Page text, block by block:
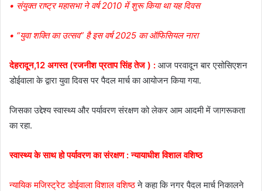
• संयुक्त राष्ट्र महासभा ने वर्ष 2010 में शुरू किया था यह दिवस
• “युवा शक्ति का उत्सव” है इस वर्ष 2025 का ऑफिसियल नारा
देहरादून,12 अगस्त (रजनीश प्रताप सिंह तेज ) : आज परवादून बार एसोसिएशन
डोईवाला के द्वारा युवा दिवस पर पैदल मार्च का आयोजन किया गया.
जिसका उद्देश्य स्वास्थ्य और पर्यावरण संरक्षण को लेकर आम आदमी में जागरूकता
का रहा.
स्वास्थ्य के साथ हो पर्यावरण का संरक्षण : न्यायाधीश विशाल वशिष्ठ
न्यायिक मजिस्ट्रेट डोईवाला विशाल वशिष्ठने कहा कि नगर पैदल मार्च निकालने